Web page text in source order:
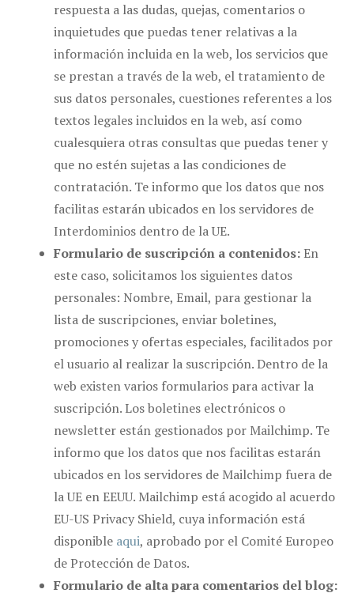
respuesta a las dudas, quejas, comentarios o
inquietudes que puedas tener relativas a la
información incluida en la web, los servicios que
se prestan a través de la web, el tratamiento de
sus datos personales, cuestiones referentes a los
textos legales incluidos en la web, así como
cualesquiera otras consultas que puedas tener y
que no estén sujetas a las condiciones de
contratación. Te informo que los datos que nos
facilitas estarán ubicados en los servidores de
Interdominios dentro de la UE.
Formulario de suscripción a contenidos:En
este caso, solicitamos los siguientes datos
personales: Nombre, Email, para gestionar la
lista de suscripciones, enviar boletines,
promociones y ofertas especiales, facilitados por
el usuario al realizar la suscripción. Dentro de la
web existen varios formularios para activar la
suscripción. Los boletines electrónicos o
newsletter están gestionados por Mailchimp. Te
informo que los datos que nos facilitas estarán
ubicados en los servidores de Mailchimp fuera de
la UE en EEUU. Mailchimp está acogido al acuerdo
EU-US Privacy Shield, cuya información está
disponible aqui, aprobado por el Comité Europeo
de Protección de Datos.
Formulario de alta para comentarios del blog: